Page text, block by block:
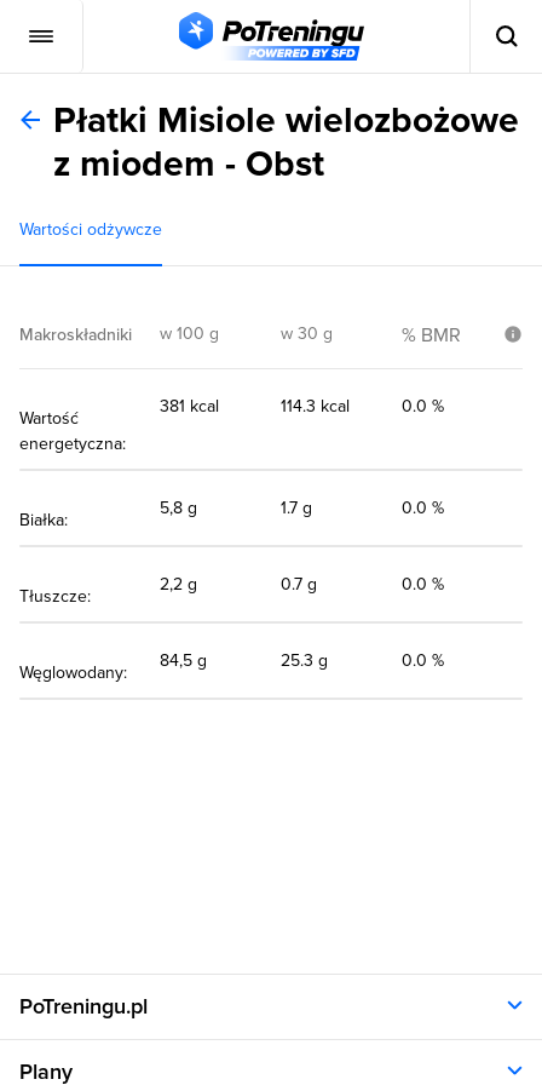
Płatki Misiole wielozbożowe
z miodem - Obst
Wartości odżywcze
Makroskładniki w 100 g w 30 g % BMR
Wartość
energetyczna:
381 kcal 114.3 kcal 0.0 %
Białka:
5,8 g 1.7 g 0.0 %
Tłuszcze:
2,2 g 0.7 g 0.0 %
Węglowodany:
84,5 g 25.3 g 0.0 %
PoTreningu.pl
Plany